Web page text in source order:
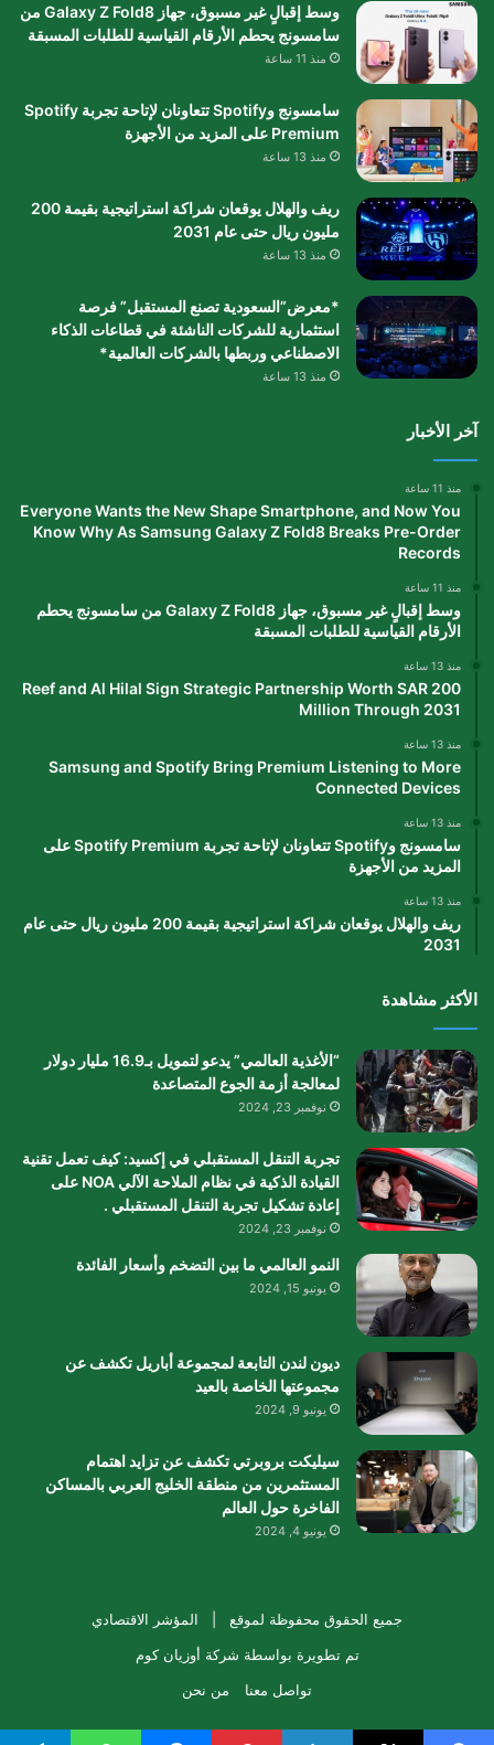
وسط إقبالٍ غير مسبوق، جهاز Galaxy Z Fold8 من
سامسونج يحطم الأرقام القياسية للطلبات المسبقة
منذ 11 ساعة
سامسونج وSpotify تتعاونان لإتاحة تجربة Spotify
Premium على المزيد من الأجهزة
منذ 13 ساعة
ريف والهلال يوقعان شراكة استراتيجية بقيمة 200
مليون ريال حتى عام 2031
منذ 13 ساعة
*معرض”السعودية تصنع المستقبل” فرصة
استثمارية للشركات الناشئة في قطاعات الذكاء
الاصطناعي وربطها بالشركات العالمية*
منذ 13 ساعة
آخر الأخبار
منذ 11 ساعة
Everyone Wants the New Shape Smartphone, and Now You
Know Why As Samsung Galaxy Z Fold8 Breaks Pre-Order
Records
منذ 11 ساعة
وسط إقبالٍ غير مسبوق، جهاز Galaxy Z Fold8 من سامسونج يحطم
الأرقام القياسية للطلبات المسبقة
منذ 13 ساعة
Reef and Al Hilal Sign Strategic Partnership Worth SAR 200
Million Through 2031
منذ 13 ساعة
Samsung and Spotify Bring Premium Listening to More
Connected Devices
منذ 13 ساعة
سامسونج وSpotify تتعاونان لإتاحة تجربة Spotify Premium على
المزيد من الأجهزة
منذ 13 ساعة
ريف والهلال يوقعان شراكة استراتيجية بقيمة 200 مليون ريال حتى عام
2031
الأكثر مشاهدة
“الأغذية العالمي” يدعو لتمويل بـ16.9 مليار دولار
لمعالجة أزمة الجوع المتصاعدة
نوفمبر 23, 2024
تجربة التنقل المستقبلي في إكسيد: كيف تعمل تقنية
القيادة الذكية في نظام الملاحة الآلي NOA على
إعادة تشكيل تجربة التنقل المستقبلي .
نوفمبر 23, 2024
النمو العالمي ما بين التضخم وأسعار الفائدة
يونيو 15, 2024
ديون لندن التابعة لمجموعة أباريل تكشف عن
مجموعتها الخاصة بالعيد
يونيو 9, 2024
سيليكت بروبرتي تكشف عن تزايد اهتمام
المستثمرين من منطقة الخليج العربي بالمساكن
الفاخرة حول العالم
يونيو 4, 2024
جميع الحقوق محفوظة لموقع | المؤشر الاقتصادي
تم تطويرة بواسطة شركة أوزيان كوم
تواصل معنا
من نحن